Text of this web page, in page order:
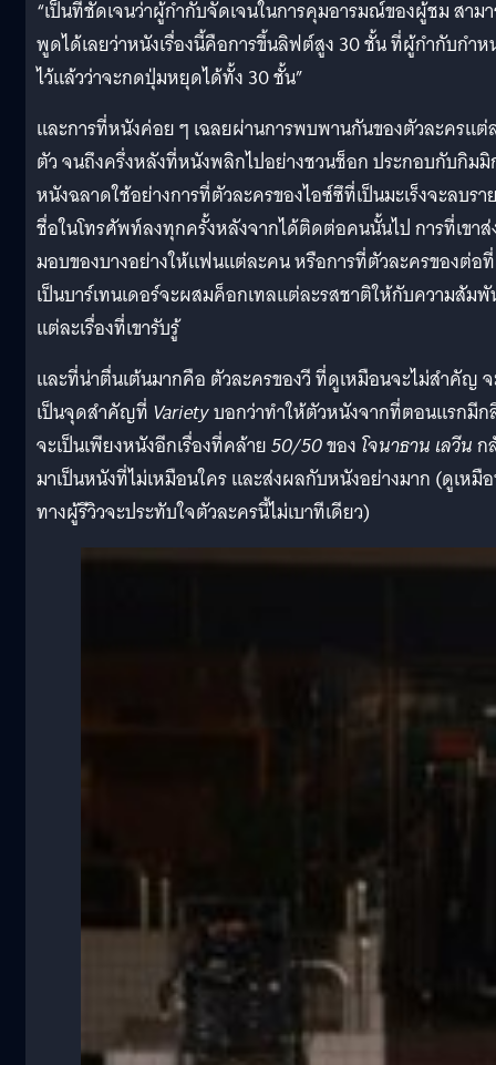
“เป็นที่ชัดเจนว่าผู้กำกับจัดเจนในการคุมอารมณ์ของผู้ชม สาม
พูดได้เลยว่าหนังเรื่องนี้คือการขึ้นลิฟต์สูง 30 ชั้น ที่ผู้กำกับกำ
ไว้แล้วว่าจะกดปุ่มหยุดได้ทั้ง 30 ชั้น”
และการที่หนังค่อย ๆ เฉลยผ่านการพบพานกันของตัวละครแต่
ตัว จนถึงครึ่งหลังที่หนังพลิกไปอย่างชวนช็อก ประกอบกับกิม
หนังฉลาดใช้อย่างการที่ตัวละครของไอซ์ซึที่เป็นมะเร็งจะลบรา
ชื่อในโทรศัพท์ลงทุกครั้งหลังจากได้ติดต่อคนนั้นไป การที่เขาส่
มอบของบางอย่างให้แฟนแต่ละคน หรือการที่ตัวละครของต่อที่
เป็นบาร์เทนเดอร์จะผสมค็อกเทลแต่ละรสชาติให้กับความสัม
แต่ละเรื่องที่เขารับรู้
และที่น่าตื่นเต้นมากคือ ตัวละครของวี ที่ดูเหมือนจะไม่สำคัญ
เป็นจุดสำคัญที่ Varietyบอกว่าทำให้ตัวหนังจากที่ตอนแรกมี
จะเป็นเพียงหนังอีกเรื่องที่คล้าย50/50ของ โจนาธาน เลวีนก
มาเป็นหนังที่ไม่เหมือนใคร และส่งผลกับหนังอย่างมาก (ดูเหมื
ทางผู้รีวิวจะประทับใจตัวละครนี้ไม่เบาทีเดียว)